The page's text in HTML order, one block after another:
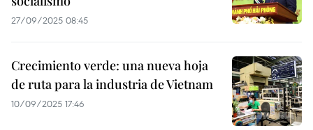
27/09/2025 08:45
Crecimiento verde: una nueva hoja
de ruta para la industria de Vietnam
10/09/2025 17:46